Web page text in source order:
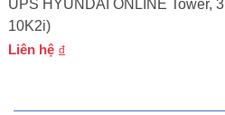
UPS HYUNDAI ONLINE Tower,
10K2i)
Liên hệ